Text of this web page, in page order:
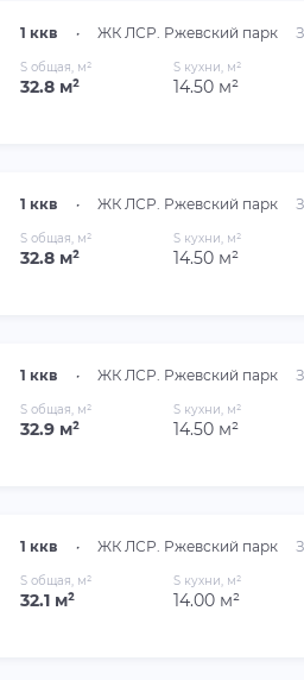
1 ккв • ЖК ЛСР. Ржевский парк
S общая, м²
32.8 м²
S кухни, м²
14.50 м²
1 ккв • ЖК ЛСР. Ржевский парк
S общая, м²
32.8 м²
S кухни, м²
14.50 м²
1 ккв • ЖК ЛСР. Ржевский парк
S общая, м²
32.9 м²
S кухни, м²
14.50 м²
1 ккв • ЖК ЛСР. Ржевский парк
S общая, м²
32.1 м²
S кухни, м²
14.00 м²